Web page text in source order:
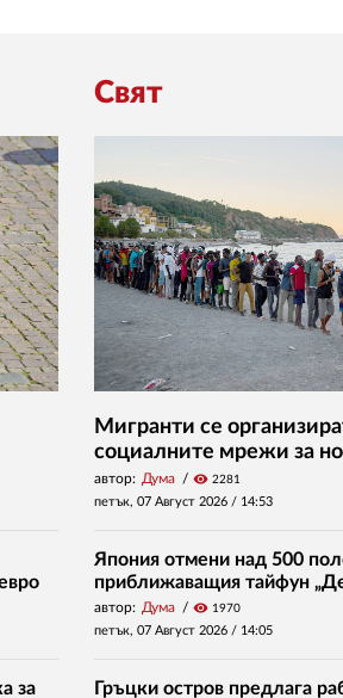
за
Свят
Мигранти се
социалните мрежи за
автор: Дума visibility 2281
петък, 07 Август 2026 / 14:53
Япония отмени над 500
приближаващия тайфун
автор: Дума visibility 1970
петък, 07 Август 2026 / 14:05
Гръцки остров предлага